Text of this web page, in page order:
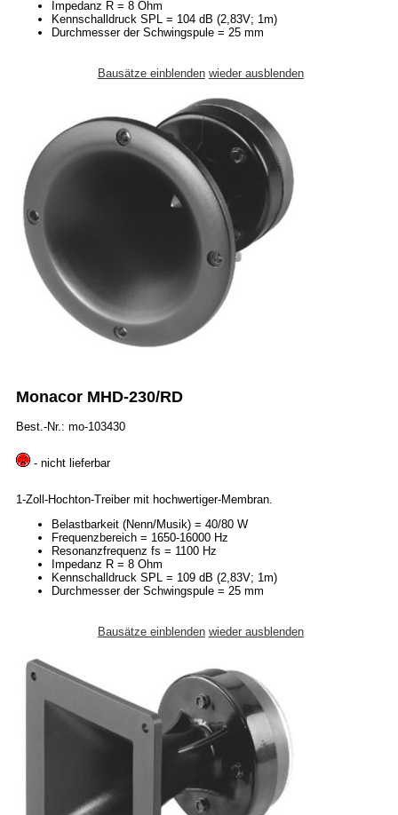
Impedanz R = 8 Ohm
Kennschalldruck SPL = 104 dB (2,83V; 1m)
Durchmesser der Schwingspule = 25 mm
Bausätze einblenden wieder ausblenden
Monacor MHD-230/RD
Best.-Nr.: mo-103430
- nicht lieferbar
1-Zoll-Hochton-Treiber mit hochwertiger-Membran.
Belastbarkeit (Nenn/Musik) = 40/80 W
Frequenzbereich = 1650-16000 Hz
Resonanzfrequenz fs = 1100 Hz
Impedanz R = 8 Ohm
Kennschalldruck SPL = 109 dB (2,83V; 1m)
Durchmesser der Schwingspule = 25 mm
Bausätze einblenden wieder ausblenden